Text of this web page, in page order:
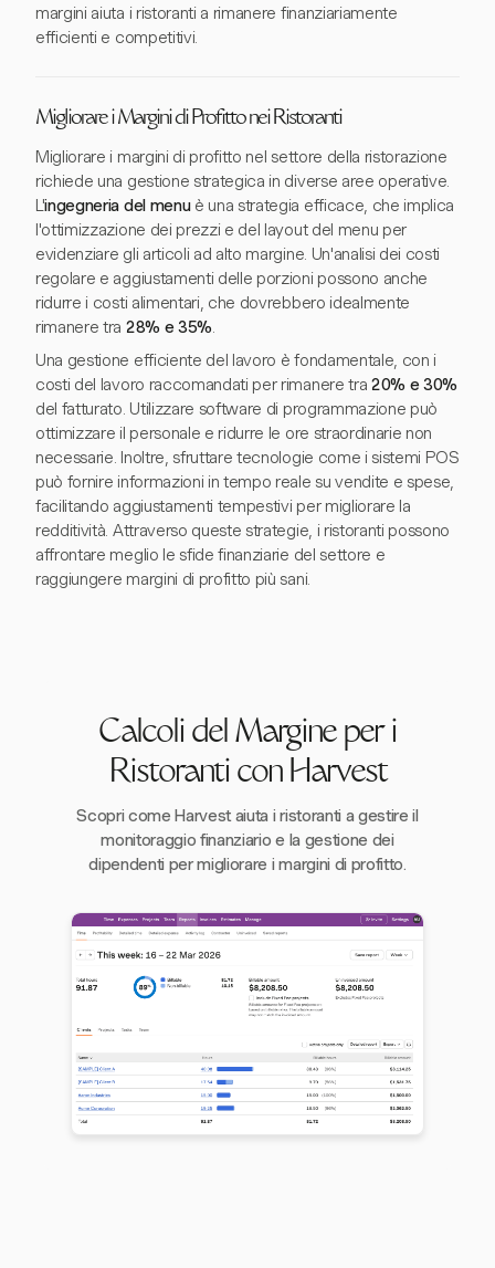
margini aiuta i ristoranti a rimanere finanziariamente
efficienti e competitivi.
Migliorare i Margini di Profitto nei Ristoranti
Migliorare i margini di profitto nel settore della ristorazione
richiede una gestione strategica in diverse aree operative.
L'ingegneria del menuè una strategia efficace, che implica
l'ottimizzazione dei prezzi e del layout del menu per
evidenziare gli articoli ad alto margine. Un'analisi dei costi
regolare e aggiustamenti delle porzioni possono anche
ridurre i costi alimentari, che dovrebbero idealmente
rimanere tra 28% e 35%.
Una gestione efficiente del lavoro è fondamentale, con i
costi del lavoro raccomandati per rimanere tra 20% e 30%
del fatturato. Utilizzare software di programmazione può
ottimizzare il personale e ridurre le ore straordinarie non
necessarie. Inoltre, sfruttare tecnologie come i sistemi POS
può fornire informazioni in tempo reale su vendite e spese,
facilitando aggiustamenti tempestivi per migliorare la
redditività. Attraverso queste strategie, i ristoranti possono
affrontare meglio le sfide finanziarie del settore e
raggiungere margini di profitto più sani.
Calcoli del Margine per i
Ristoranti con Harvest
Scopri come Harvest aiuta i ristoranti a gestire il
monitoraggio finanziario e la gestione dei
dipendenti per migliorare i margini di profitto.